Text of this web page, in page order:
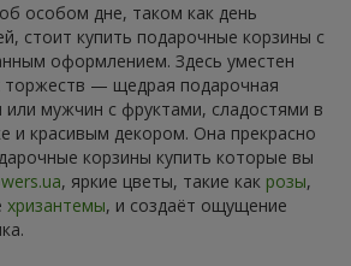
особом дне, таком как день
стоит купить подарочные корзины с
оформлением. Здесь уместен
торжеств — щедрая подарочная
мужчин с фруктами, сладостями в
и красивым декором. Она прекрасно
корзины купить которые вы
, яркие цветы, такие как розы,
хризантемы, и создаёт ощущение